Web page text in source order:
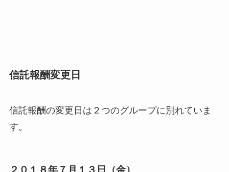
信託報酬変更日
信託報酬の変更日は２つのグループに別れていま
す。
２０１８年７月１３日（金）